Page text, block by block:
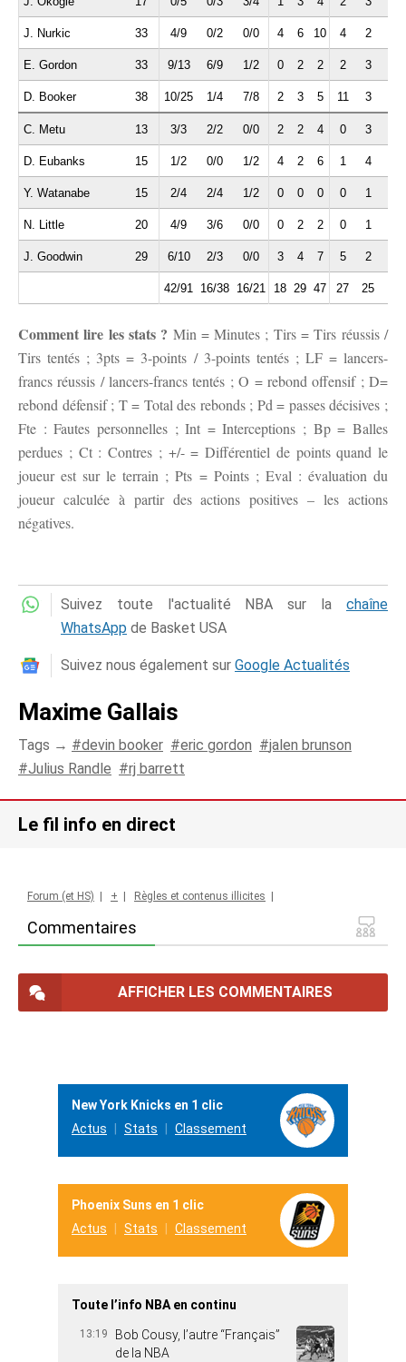
J. Nurkic 33 4/9 0/2 0/0 4 6 10 4 2
E. Gordon 33 9/13 6/9 1/2 0 2 2 2 3
D. Booker 38 10/25 1/4 7/8 2 3 5 11 3
C. Metu 13 3/3 2/2 0/0 2 2 4 0 3
D. Eubanks 15 1/2 0/0 1/2 4 2 6 1 4
Y. Watanabe 15 2/4 2/4 1/2 0 0 0 0 1
N. Little 20 4/9 3/6 0/0 0 2 2 0 1
J. Goodwin 29 6/10 2/3 0/0 3 4 7 5 2
42/91 16/38 16/21 18 29 47 27 25
Comment lire les stats ? Min = Minutes ; Tirs = Tirs réussis /
Tirs tentés ; 3pts = 3-points / 3-points tentés ; LF = lancers-
francs réussis / lancers-francs tentés ; O = rebond offensif ; D=
rebond défensif ; T = Total des rebonds ; Pd = passes décisives ;
Fte : Fautes personnelles ; Int = Interceptions ; Bp = Balles
perdues ; Ct : Contres ; +/- = Différentiel de points quand le
joueur est sur le terrain ; Pts = Points ; Eval : évaluation du
joueur calculée à partir des actions positives – les actions
négatives.
Suivez toute l'actualité NBA sur la chaîne
WhatsApp de Basket USA
Suivez nous également sur Google Actualités
Maxime Gallais
Tags → devin booker eric gordon
jalen brunson
Julius Randle
rj barrett
Le fil info en direct
Commentaires
Forum (et HS) + Règles et contenus illicites
AFFICHER LES COMMENTAIRES
New York Knicks en 1 clic
Actus
Stats Classement
Phoenix Suns en 1 clic
Actus
Stats Classement
Toute l’info NBA en continu
13:19
Bob Cousy, l’autre “Français”
de la NBA